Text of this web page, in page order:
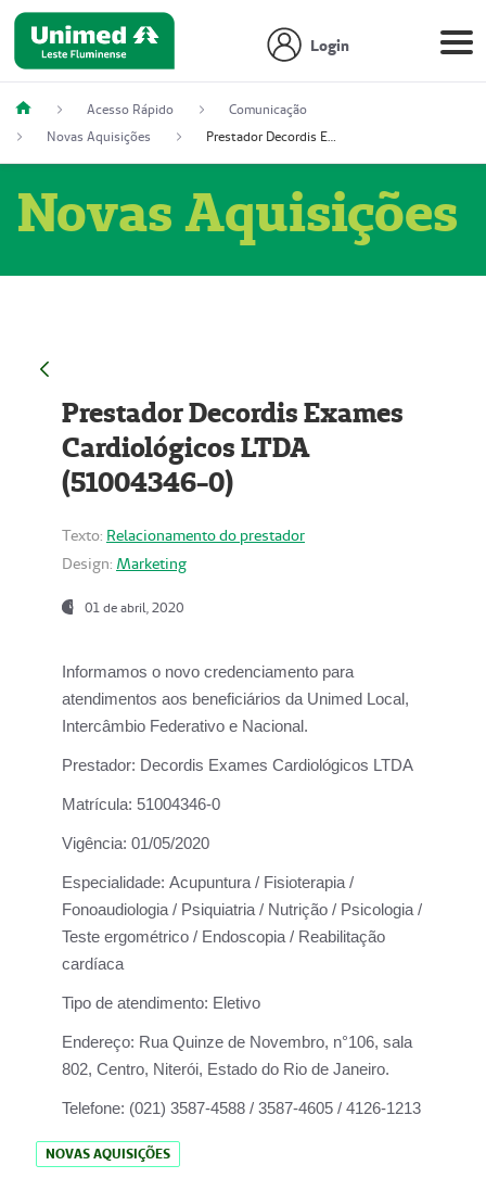
Login
Acesso Rápido
Comunicação
Novas Aquisições
Prestador Decordis Exames Cardiológicos LTDA (51004346-0)
Novas Aquisições
Prestador Decordis Exames
Cardiológicos LTDA
(51004346-0)
Texto: Relacionamento do prestador
Design: Marketing
01 de abril, 2020
Informamos o novo credenciamento para
atendimentos aos beneficiários da Unimed Local,
Intercâmbio Federativo e Nacional.
Prestador: Decordis Exames Cardiológicos LTDA
Matrícula: 51004346-0
Vigência: 01/05/2020
Especialidade: Acupuntura / Fisioterapia /
Fonoaudiologia / Psiquiatria / Nutrição / Psicologia /
Teste ergométrico / Endoscopia / Reabilitação
cardíaca
Tipo de atendimento: Eletivo
Endereço: Rua Quinze de Novembro, n°106, sala
802, Centro, Niterói, Estado do Rio de Janeiro.
Telefone: (021) 3587-4588 / 3587-4605 / 4126-1213
NOVAS AQUISIÇÕES